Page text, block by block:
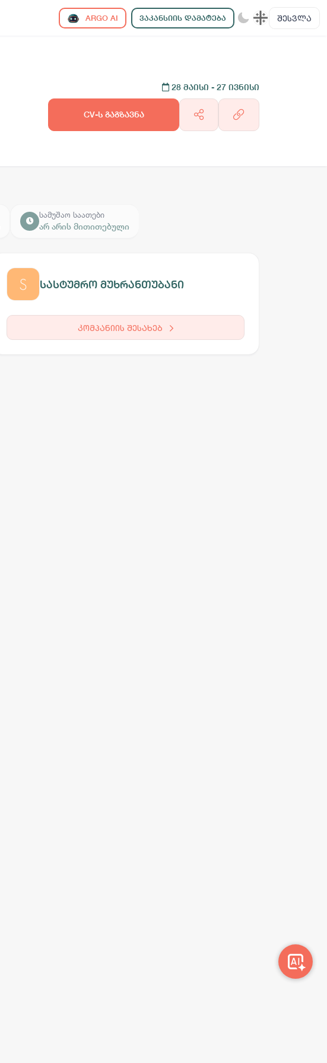
ARGO AI ᲕᲐᲙᲐᲜᲡᲘᲘᲡ ᲓᲐᲛᲐᲢᲔᲑᲐ ᲨᲔᲡᲕᲚᲐ
28 მაისი - 27 ივნისი
CV-ს გაგზავნა
სამუშაო საათები
არ არის მითითებული
სასტუმრო მუხრანთუბანი
კომპანიის შესახებ